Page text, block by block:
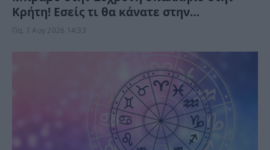
Κρήτη! Εσείς τι θα κάνατε στην
αηδιαστική υπόθεση με τον τουρίστα;
Πα, 7 Αυγ 2026 14:33